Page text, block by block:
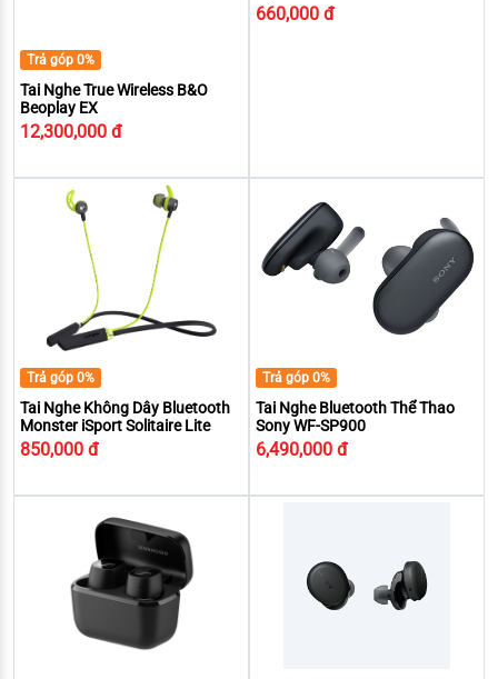
Trả góp 0%
Tai Nghe True Wireless B&O
Beoplay EX
12,300,000 đ
660,000 đ
Trả góp 0%
Tai Nghe Không Dây Bluetooth
Monster iSport Solitaire Lite
850,000 đ
Trả góp 0%
Tai Nghe Bluetooth Thể Thao
Sony WF-SP900
6,490,000 đ